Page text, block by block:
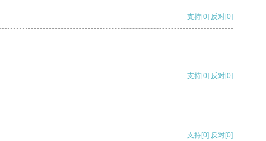
支持[0] 反对[0]
支持[0] 反对[0]
支持[0] 反对[0]